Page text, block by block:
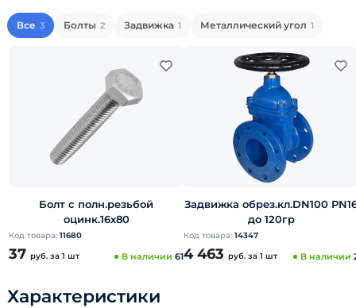
Все 3 Болты 2 Задвижка 1 Металлический угол 1
Болт с полн.резьбой
оцинк.16х80
Код товара: 11680
37 руб. за 1 шт В наличии 61
Задвижка обрез.кл.DN100
до 120гр
Код товара: 14347
4 463 руб. за 1 шт В наличии
Характеристики